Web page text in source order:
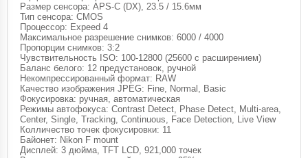
Размер сенсора: APS-C (DX), 23.5 / 15.6мм
Тип сенсора: CMOS
Процессор: Expeed 4
Максимальное разрешение снимков: 6000 / 4000
Пропорции снимков: 3:2
Чувствительность ISO: 100-12800 (25600 с расширением)
Баланс белого: 12 предустановок, ручной
Некомпрессированный формат: RAW
Качество изображения JPEG: Fine, Normal, Basic
Фокусировка: ручная, автоматическая
Режимы автофокуса: Contrast Detect, Phase Detect, Multi-area,
Center, Single, Tracking, Continuous, Face Detection, Live View
Колличество точек фокусировки: 11
Байонет: Nikon F mount
Дисплей: 3 дюйма, TFT LCD, 921,000 точек